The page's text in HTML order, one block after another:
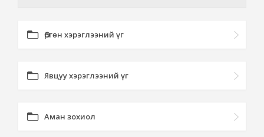
Өргөн хэрэглээний үг
Явцуу хэрэглээний үг
Аман зохиол